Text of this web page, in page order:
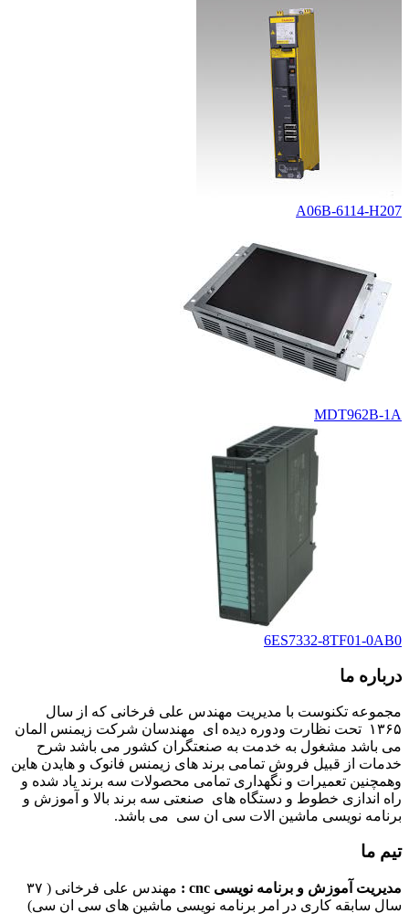
A06B-6114-H207
MDT962B-1A
6ES7332-8TF01-0AB0
درباره ما
مجموعه تکنوست با مدیریت مهندس علی فرخانی که از سال
۱۳۶۵ تحت نظارت ودوره دیده ای مهندسان شرکت زیمنس المان
می باشد مشغول به خدمت به صنعتگران کشور می باشد شرح
خدمات از قبیل فروش تمامی برند های زیمنس فانوک و هایدن هاین
وهمچنین تعمیرات و نگهداری تمامی محصولات سه برند یاد شده و
راه اندازی خطوط و دستگاه های صنعتی سه برند بالا و آموزش و
برنامه نویسی ماشین الات سی ان سی می باشد.
تیم ما
مدیریت آموزش و برنامه نویسی cnc :
مهندس علی فرخانی ( ۳۷
سال سابقه کاری در امر برنامه نویسی ماشین های سی ان سی)